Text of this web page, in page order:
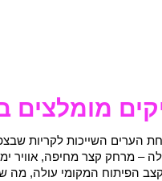
מומלצים
הערים השייכות לקריות
– מרחק קצר מחיפה, אוויר ימי
הפיתוח המקומי עולה, מה